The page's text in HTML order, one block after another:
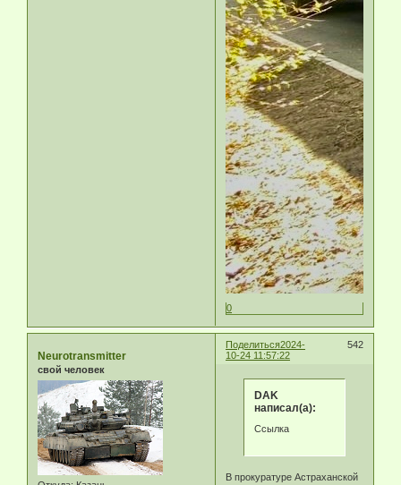
0
Поделиться 542
2024-
10-24 11:57:22
Neurotransmitter
свой человек
DAK
написал(а):
Ссылка
В прокуратуре Астраханской